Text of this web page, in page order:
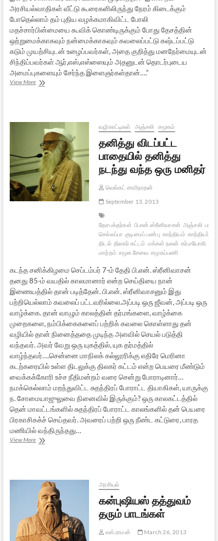
அரசியல்வாதிகள் வீட்டு கூரைகளிலிருந்து நேரம் கிடைக்கும்
போதெல்லாம் தம் புதிய வழக்கமாகிவிட்ட போலி
மதச்சார்பின்மையை கூவிக் கொண்டிருக்கும் போது தேசத்தின்
ஒற்றுமைக்காகவும் நன்மைக்காகவும் கவலைப்பட்டு கஷ்டப்பட்டு
கடும் முயற்சியுடன் உழைப்பவர்கள், அதை குறித்து மனநேர்மையுடன்
சிந்திப்பவர்கள் ஆர்,எஸ்,எஸ்ஸையும் அதனுடன் தொடர்புடைய
அமைப்புகளையும் சேர்ந்த இளைஞர்கள்தான்….”
View Moreஒரு
வழிகாட்டிகள்
அஞ்சலி சமூகம்
தனித்து விடப்பட்ட
பாதையில் தனித்து
நடந்து வந்த ஒரு மனிதர்
வெங்கட் சாமிநாதன்
September 13, 2013
தேசபக்தர்கள் பி.என்.ஸ்ரீனிவாசன் அஞ்சலி
செல்லப்பா குடிமைப் பண்பு காந்தியம் காந்தியர்
திடல் திலகர் கட்டம் மக்கள் நலன் கர்மயோகி
மாற்றம் சமூக சேவை சமூகப்பணி
கடந்த சனிக்கிழமை செப்டம்பர் 7-ம் தேதி பி.என். ஸ்ரீனிவாசன்
தனது 85-ம் வயதில் காலமானார் என்ற செய்தியை நான்
இணையத்தில் தான் படித்தேன். பி.என். ஸ்ரீனிவாசனும் இது
பற்றியெல்லாம் கவலைப் பட்டவரில்லை.அப்படி ஒரு ஜீவன், அப்படி ஒரு
வாழ்க்கை. தான் வாழும் காலத்தின் தர்மங்களை, வாழ்க்கை
முறைகளை, நம்பிக்கைகளைப் பற்றிக் கவலை கொள்ளாது தன்
வழியில் தான் நினைத்ததை முடிந்த அளவில் செயல் படுத்தி
வந்தவர். அவர் வேறு ஒரு யுகத்தில், யுக தர்மத்தில்
வாழ்ந்தவர்….சென்னை மாநிலக் கல்லூரிக்கு எதிரே மெரினா
கடற்கரையில் உள்ள திடலுக்கு திலகர் கட்டம் என்ற பெயரை மீண்டும்
வைக்கக்கோரி உச்ச நீதிமன்றம் வரை சென்று போராடினார்…
நமக்கெல்லாம் மறந்துவிட்ட சுதந்திரப் போராட்ட தியாகிகள், யாருக்கு
ந. சோமையாஜுலுவை நினைவில் இருக்கும்? ஒரு காலகட்டத்தில்
தென் மாவட்டங்களில் சுதந்திரப் போராட்ட காலங்களில் தன் பெயரை
பிரகாசிகக்ச் செய்தவர். அவரைப் பற்றி ஒரு நீண்ட கட்டுரை, பாரத
மணியில் வந்திருந்தது…
View Moreதனித்து
வந்த
ஒரு
மனிதர்
அரசியல்
கன்புஷியஸ் தத்துவம்
தரும் பாடங்கள்
எஸ்.ராமன்
March 26, 2013